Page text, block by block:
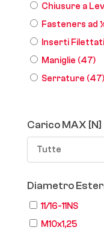
Chiusure a
Fasteners ad
Inserti Filettati
Maniglie (47)
Serrature (47)
Carico MAX [N]
Tutte
Diametro
11/16-11NS
M10x1,25